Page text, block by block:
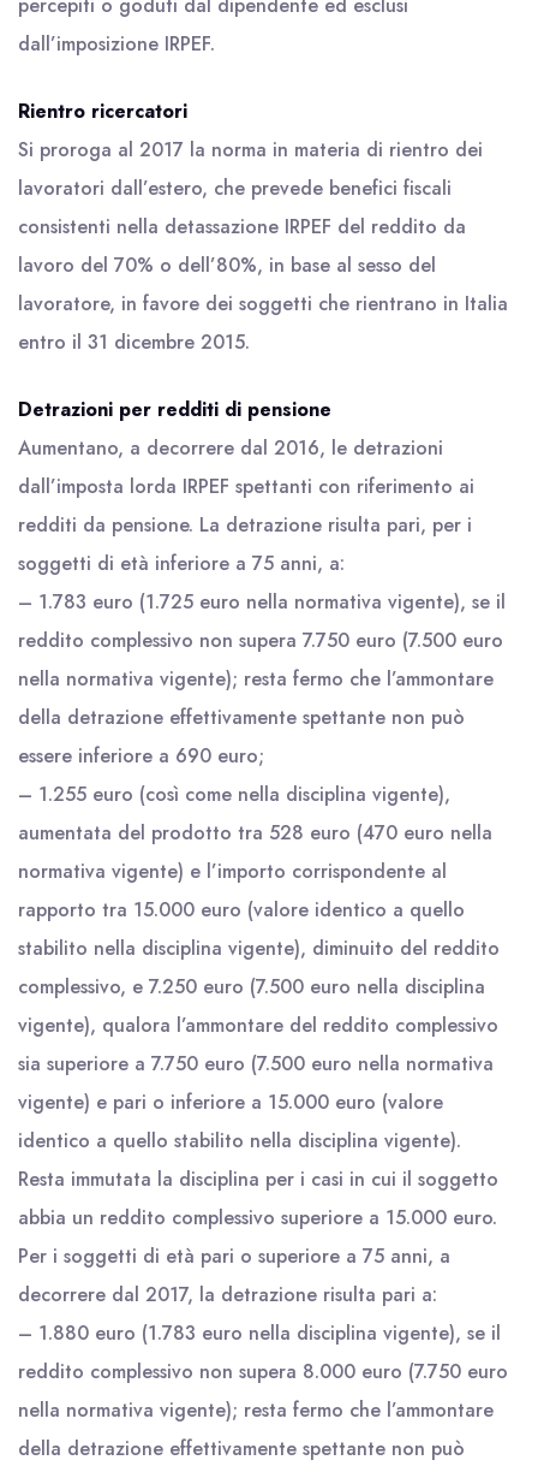
dall’imposizione IRPEF.
Rientro ricercatori
Si proroga al 2017 la norma in materia di rientro dei
lavoratori dall’estero, che prevede benefici fiscali
consistenti nella detassazione IRPEF del reddito da
lavoro del 70% o dell’80%, in base al sesso del
lavoratore, in favore dei soggetti che rientrano in Italia
entro il 31 dicembre 2015.
Detrazioni per redditi di pensione
Aumentano, a decorrere dal 2016, le detrazioni
dall’imposta lorda IRPEF spettanti con riferimento ai
redditi da pensione. La detrazione risulta pari, per i
soggetti di età inferiore a 75 anni, a:
– 1.783 euro (1.725 euro nella normativa vigente), se il
reddito complessivo non supera 7.750 euro (7.500 euro
nella normativa vigente); resta fermo che l’ammontare
della detrazione effettivamente spettante non può
essere inferiore a 690 euro;
– 1.255 euro (così come nella disciplina vigente),
aumentata del prodotto tra 528 euro (470 euro nella
normativa vigente) e l’importo corrispondente al
rapporto tra 15.000 euro (valore identico a quello
stabilito nella disciplina vigente), diminuito del reddito
complessivo, e 7.250 euro (7.500 euro nella disciplina
vigente), qualora l’ammontare del reddito complessivo
sia superiore a 7.750 euro (7.500 euro nella normativa
vigente) e pari o inferiore a 15.000 euro (valore
identico a quello stabilito nella disciplina vigente).
Resta immutata la disciplina per i casi in cui il soggetto
abbia un reddito complessivo superiore a 15.000 euro.
Per i soggetti di età pari o superiore a 75 anni, a
decorrere dal 2017, la detrazione risulta pari a:
– 1.880 euro (1.783 euro nella disciplina vigente), se il
reddito complessivo non supera 8.000 euro (7.750 euro
nella normativa vigente); resta fermo che l’ammontare
della detrazione effettivamente spettante non può